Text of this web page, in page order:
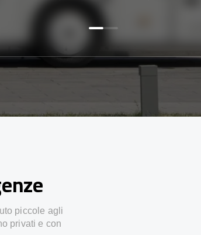
piccole agli
privati e con